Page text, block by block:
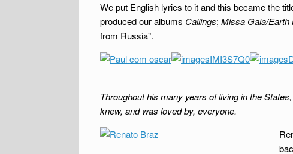
We put English lyrics to it and this became the
produced our albums Callings; Missa Gaia/Earth
from Russia”.
Throughout his many years of living in the
knew, and was loved by, everyone.